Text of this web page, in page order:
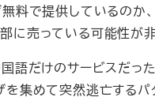
料で提供しているのか
に売っている可能性が
語だけのサービスだっ
集めて突然逃亡する